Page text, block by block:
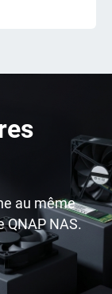
au même
QNAP NAS.